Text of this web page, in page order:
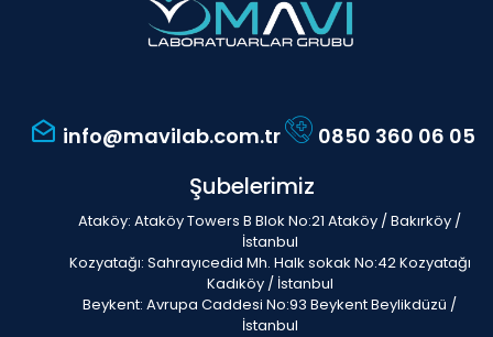
info@mavilab.com.tr 0850 360 06 05
Şubelerimiz
Ataköy: Ataköy Towers B Blok No:21 Ataköy / Bakırköy /
İstanbul
Kozyatağı: Sahrayıcedid Mh. Halk sokak No:42 Kozyatağı
Kadıköy / İstanbul
Beykent: Avrupa Caddesi No:93 Beykent Beylikdüzü /
İstanbul